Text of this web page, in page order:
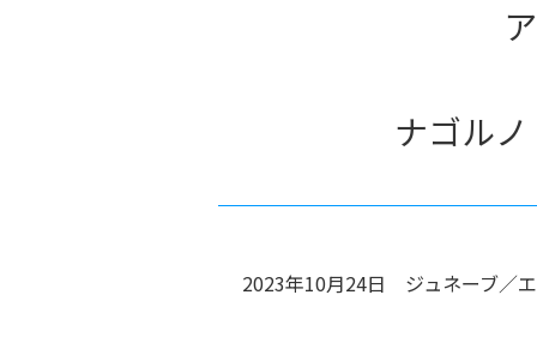
ナゴル
2023年10月24日 ジュネーブ／